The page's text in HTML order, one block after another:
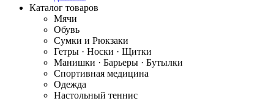
Каталог товаров
Мячи
Обувь
Сумки и Рюкзаки
Гетры · Носки · Щитки
Манишки · Барьеры · Бутылки
Спортивная медицина
Одежда
Настольный теннис